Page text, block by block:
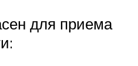
для приема